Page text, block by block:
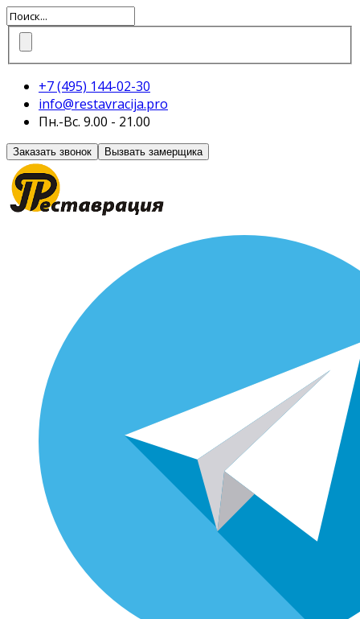
+7 (495) 144-02-30
info@restavracija.pro
Пн.-Вс. 9.00 - 21.00
Заказать звонок Вызвать замерщика